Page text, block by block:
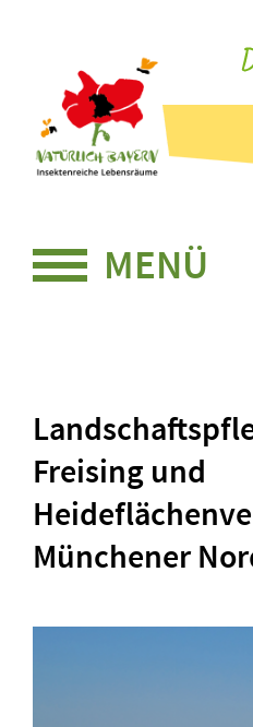
Freising und
Münchener